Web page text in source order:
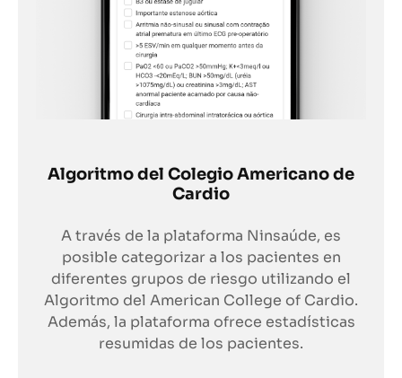
Algoritmo del Colegio Americano de
Cardio
A través de la plataforma Ninsaúde, es
posible categorizar a los pacientes en
diferentes grupos de riesgo utilizando el
Algoritmo del American College of Cardio.
Además, la plataforma ofrece estadísticas
resumidas de los pacientes.